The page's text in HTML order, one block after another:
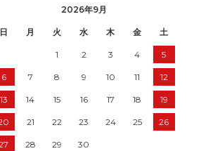
2026年9月
日 月 火 水 木 金 土
1 2 3 4 5
6 7 8 9 10 11 12
13 14 15 16 17 18 19
21 22 23 24 25 26
28 29 30